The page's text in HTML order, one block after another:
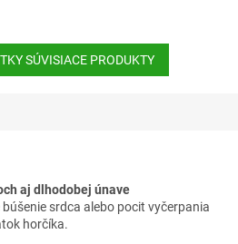
SÚVISIACE PRODUKTY
aj dlhodobej únave
srdca alebo pocit vyčerpania
horčíka.